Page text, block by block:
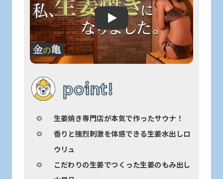
Play: Keynote (Google I/O '18)
point!
生姜焼き専門店が本気で作ったサウナ！
香りと強烈刺激を体感できる生姜水出しロ
ウリュ
こだわりの生姜でつくった生姜のもみ出し